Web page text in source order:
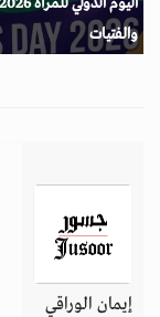
والفتيات
إيمان الوراقي